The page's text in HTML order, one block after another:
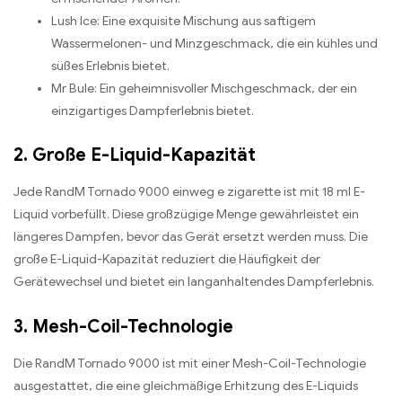
Lush Ice: Eine exquisite Mischung aus saftigem
Wassermelonen- und Minzgeschmack, die ein kühles und
süßes Erlebnis bietet.
Mr Bule: Ein geheimnisvoller Mischgeschmack, der ein
einzigartiges Dampferlebnis bietet.
2. Große E-Liquid-Kapazität
Jede RandM Tornado 9000 einweg e zigarette ist mit 18 ml E-
Liquid vorbefüllt. Diese großzügige Menge gewährleistet ein
längeres Dampfen, bevor das Gerät ersetzt werden muss. Die
große E-Liquid-Kapazität reduziert die Häufigkeit der
Gerätewechsel und bietet ein langanhaltendes Dampferlebnis.
3. Mesh-Coil-Technologie
Die RandM Tornado 9000 ist mit einer Mesh-Coil-Technologie
ausgestattet, die eine gleichmäßige Erhitzung des E-Liquids